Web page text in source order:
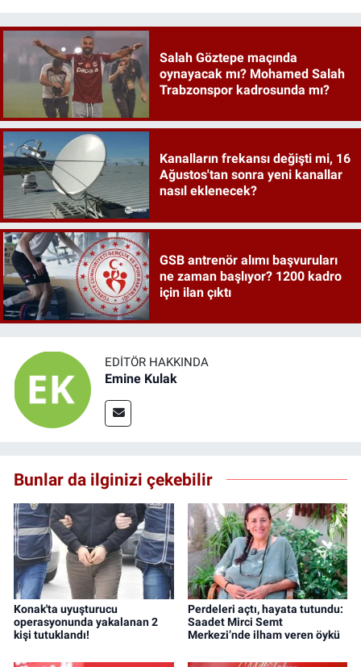
Salah Göztepe maçında
oynayacak mı? Mohamed Salah
Trabzonspor kadrosunda mı?
Kanalların frekansı değişti mi, 16
Ağustos'tan sonra yeni kanallar
nasıl eklenecek?
GSB antrenör alımı başvuruları
ne zaman başlıyor? 1200 kadro
için ilan çıktı
EDITÖR HAKKINDA
Emine Kulak
Bunlar da ilginizi çekebilir
Konak'ta uyuşturucu
operasyonunda yakalanan 2
kişi tutuklandı!
Perdeleri açtı, hayata tutundu:
Saadet Mirci Semt
Merkezi’nde ilham veren öykü